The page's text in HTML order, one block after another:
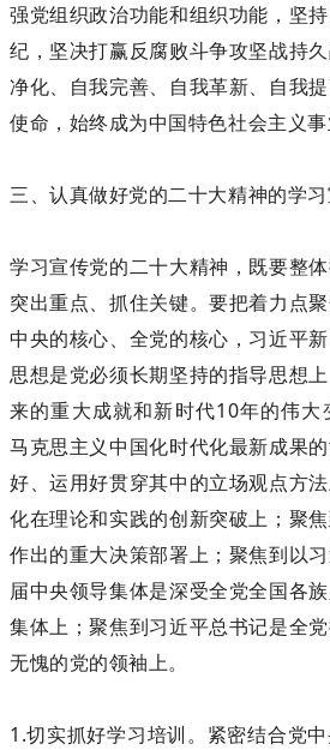
强党组织政治功能和组织功能，坚
纪，坚决打赢反腐败斗争攻坚战持
净化、自我完善、自我革新、自我
使命，始终成为中国特色社会主义事
三、认真做好党的二十大精神的学
学习宣传党的二十大精神，既要整
突出重点、抓住关键。要把着力点
中央的核心、全党的核心，习近平
思想是党必须长期坚持的指导思想
来的重大成就和新时代10年的伟
马克思主义中国化时代化最新成果
好、运用好贯穿其中的立场观点方
化在理论和实践的创新突破上；聚
作出的重大决策部署上；聚焦到以
届中央领导集体是深受全党全国各
集体上；聚焦到习近平总书记是全
无愧的党的领袖上。
1.切实抓好学习培训。紧密结合党